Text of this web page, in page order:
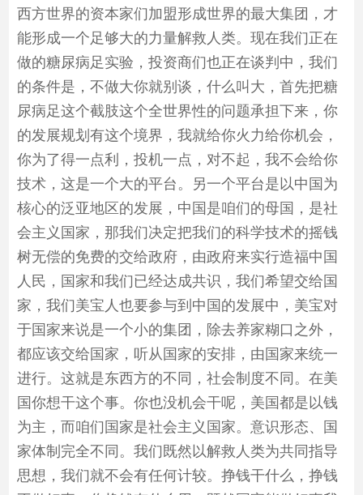
西方世界的资本家们加盟形成世界的最大集团，才
能形成一个足够大的力量解救人类。现在我们正在
做的糖尿病足实验，投资商们也正在谈判中，我们
的条件是，不做大你就别谈，什么叫大，首先把糖
尿病足这个截肢这个全世界性的问题承担下来，你
的发展规划有这个境界，我就给你火力给你机会，
你为了得一点利，投机一点，对不起，我不会给你
技术，这是一个大的平台。另一个平台是以中国为
核心的泛亚地区的发展，中国是咱们的母国，是社
会主义国家，那我们决定把我们的科学技术的摇钱
树无偿的免费的交给政府，由政府来实行造福中国
人民，国家和我们已经达成共识，我们希望交给国
家，我们美宝人也要参与到中国的发展中，美宝对
于国家来说是一个小的集团，除去养家糊口之外，
都应该交给国家，听从国家的安排，由国家来统一
进行。这就是东西方的不同，社会制度不同。在美
国你想干这个事。你也没机会干呢，美国都是以钱
为主，而咱们国家是社会主义国家。意识形态、国
家体制完全不同。我们既然以解救人类为共同指导
思想，我们就不会有任何计较。挣钱干什么，挣钱